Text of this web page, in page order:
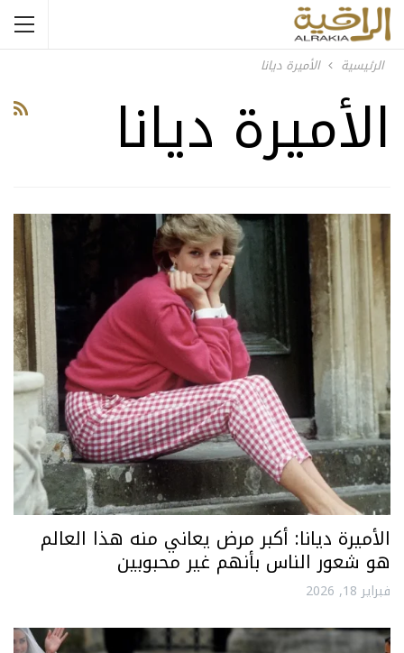
الرئيسية الأميرة ديانا
الأميرة ديانا
الأميرة ديانا: أكبر مرض يعاني منه هذا العالم
هو شعور الناس بأنهم غير محبوبين
فبراير 18, 2026